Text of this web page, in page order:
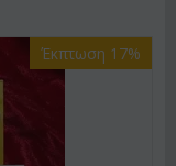
Έκπτωση 17%